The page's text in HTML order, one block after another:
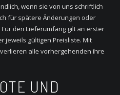
wenn sie von uns schriftlich
für spätere Änderungen oder
den Lieferumfang gilt an erster
jeweils gültigen Preisliste. Mit
alle vorhergehenden ihre
UND